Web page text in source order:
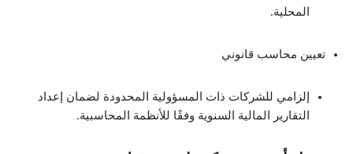
المحلية.
تعيين محاسب قانوني
إلزامي للشركات ذات المسؤولية المحدودة لضمان إعداد
التقارير المالية السنوية وفقًا للأنظمة المحاسبية.